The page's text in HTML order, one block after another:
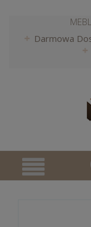
Darmowa